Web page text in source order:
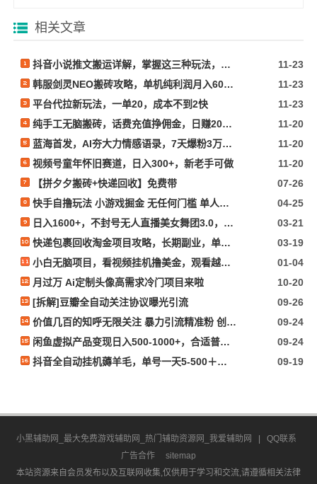
相关文章
抖音小说推文搬运详解，掌握这三种玩法，日入多张不是问题
11-23
韩服剑灵NEO搬砖攻略，单机纯利润月入6000+ 可矩阵操作，简单好上手
11-23
平台代拉新玩法，一单20，成本不到2快
11-23
纯手工无脑搬砖，话费充值挣佣金，日赚200+长期稳定
11-20
蓝海首发，AI夯大力情感语录，7天爆粉3万+，变现思路和制作全流程拆解
11-20
视频号童年怀旧赛道，日入300+，新老手可做
11-20
【拼夕夕搬砖+快递回收】免费带
07-26
快手自撸玩法 小游戏掘金 无任何门槛 单人一天400-600
04-25
日入1600+，不封号无人直播美女舞团3.0，无脑操作多重防非操作，个人工作制皆可操作【揭秘】
03-21
快递包裹回收淘金项目攻略，长期副业，单号保底30-50+可放大
03-19
小白无脑项目，看视频挂机撸美金，观看越久收益越高
01-04
月过万 Ai定制头像高需求冷门项目来啦
10-20
[拆解]豆瓣全自动关注协议曝光引流
09-26
价值几百的知呼无限关注 暴力引流精准粉 创业粉揭秘!
09-24
闲鱼虚拟产品变现日入500-1000+，合适普通人的小众赛道【揭秘】
09-24
抖音全自动挂机薅羊毛，单号一天5-500＋，纯躺赚不用任何操作
09-19
小黑辅助网_最大免费游戏辅助网_热门辅助资源网_我爱辅助网
QQ联系
广告合作
sitemap
本站资源来自会员发布以及互联网收集,仅供用于学习和交流,请遵循相关法律